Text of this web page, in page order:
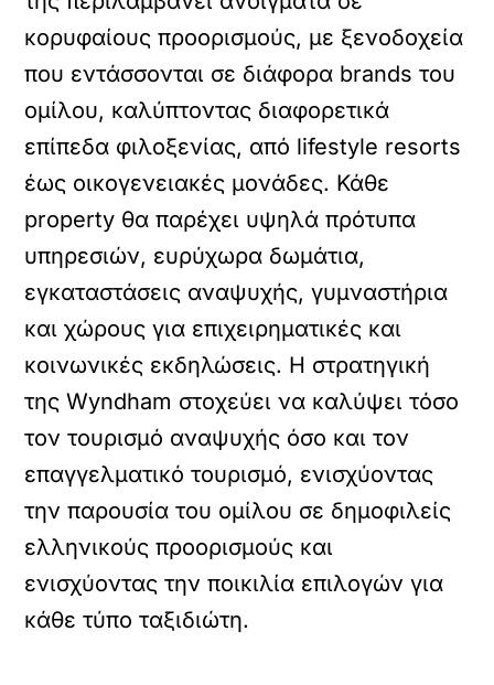
κορυφαίους προορισμούς, με ξενοδοχεία
που εντάσσονται σε διάφορα brands του
ομίλου, καλύπτοντας διαφορετικά
επίπεδα φιλοξενίας, από lifestyle resorts
έως οικογενειακές μονάδες. Κάθε
property θα παρέχει υψηλά πρότυπα
υπηρεσιών, ευρύχωρα δωμάτια,
εγκαταστάσεις αναψυχής, γυμναστήρια
και χώρους για επιχειρηματικές και
κοινωνικές εκδηλώσεις. Η στρατηγική
της Wyndham στοχεύει να καλύψει τόσο
τον τουρισμό αναψυχής όσο και τον
επαγγελματικό τουρισμό, ενισχύοντας
την παρουσία του ομίλου σε δημοφιλείς
ελληνικούς προορισμούς και
ενισχύοντας την ποικιλία επιλογών για
κάθε τύπο ταξιδιώτη.